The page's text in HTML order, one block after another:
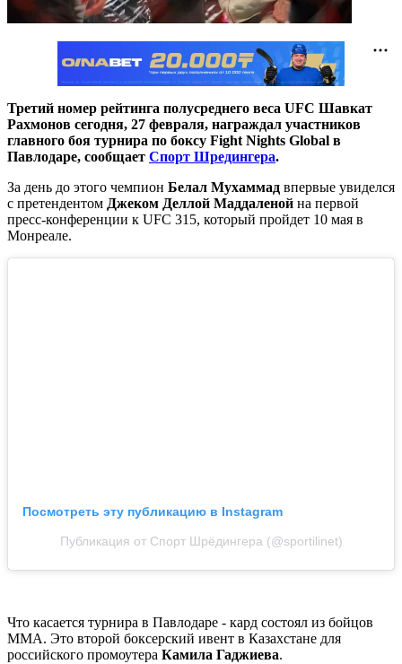
Третий номер рейтинга полусреднего веса UFC Шавкат
Рахмонов сегодня, 27 февраля, награждал участников
главного боя турнира по боксу Fight Nights Global в
Павлодаре, сообщает Спорт Шредингера.
За день до этого чемпион Белал Мухаммад впервые увиделся
с претендентом Джеком Деллой Маддаленой на первой
пресс-конференции к UFC 315, который пройдет 10 мая в
Монреале.
Посмотреть эту публикацию в Instagram
Публикация от Спорт Шрёдингера (@sportilinet)
Что касается турнира в Павлодаре - кард состоял из бойцов
ММА. Это второй боксерский ивент в Казахстане для
российского промоутера Камила Гаджиева.